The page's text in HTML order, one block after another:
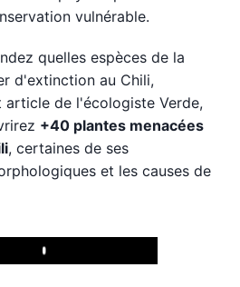
vulnérable.
quelles espèces de la
d'extinction au Chili,
de l'écologiste Verde,
+40 plantes menacées
, certaines de ses
et les causes de
Play